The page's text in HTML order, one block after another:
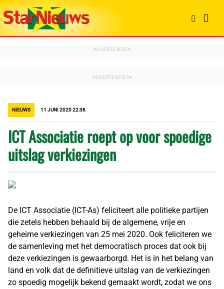
NIEUWS 11 JUNI 2020 22:38
ICT Associatie roept op voor spoedige
uitslag verkiezingen
De ICT Associatie (ICT-As) feliciteert alle politieke partijen
die zetels hebben behaald bij de algemene, vrije en
geheime verkiezingen van 25 mei 2020. Ook feliciteren we
de samenleving met het democratisch proces dat ook bij
deze verkiezingen is gewaarborgd. Het is in het belang van
land en volk dat de definitieve uitslag van de verkiezingen
zo spoedig mogelijk bekend gemaakt wordt, zodat we ons